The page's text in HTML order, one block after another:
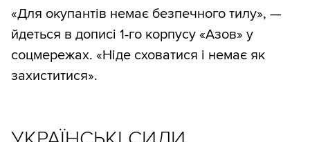
«Для окупантів немає безпечного тилу», —
йдеться в дописі 1-го корпусу «Азов» у
соцмережах. «Ніде сховатися і немає як
захиститися».